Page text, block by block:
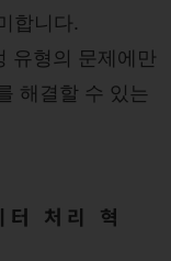
합니다.
유형의 문제에만
해결할 수 있는
터 처리 혁